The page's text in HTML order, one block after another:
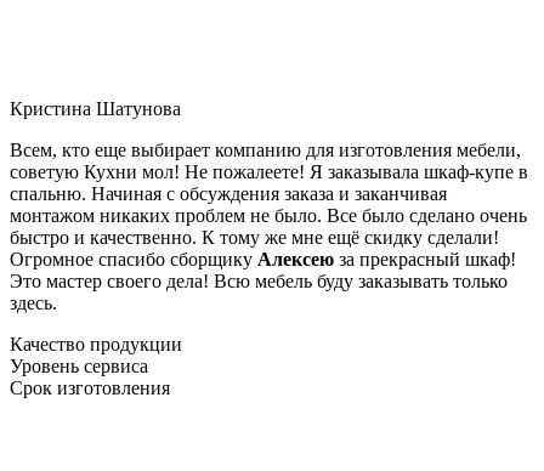
Кристина Шатунова
Всем, кто еще выбирает компанию для изготовления мебели,
советую Кухни мол! Не пожалеете! Я заказывала шкаф-купе в
спальню. Начиная с обсуждения заказа и заканчивая
монтажом никаких проблем не было. Все было сделано очень
быстро и качественно. К тому же мне ещё скидку сделали!
Огромное спасибо сборщику Алексею за прекрасный шкаф!
Это мастер своего дела! Всю мебель буду заказывать только
здесь.
Качество продукции
Уровень сервиса
Срок изготовления